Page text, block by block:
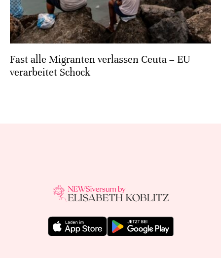
Fast alle Migranten verlassen Ceuta – EU
verarbeitet Schock